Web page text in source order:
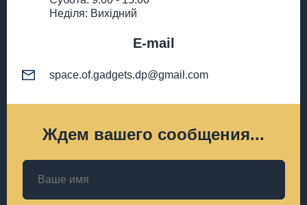
Неділя: Вихідний
E-mail
space.of.gadgets.dp@gmail.com
Ждем вашего сообщения...